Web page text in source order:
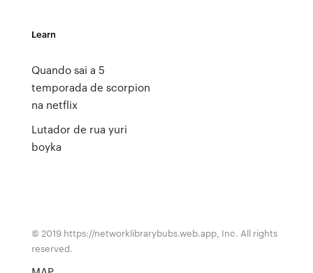
Learn
Quando sai a 5
temporada de scorpion
na netflix
Lutador de rua yuri
boyka
© 2019 https://networklibrarybubs.web.app, Inc. All rights
reserved.